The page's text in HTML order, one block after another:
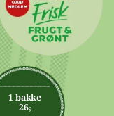
1 bakke
26,-